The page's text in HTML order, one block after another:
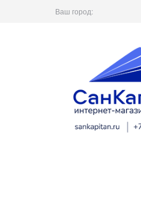
Ваш город: